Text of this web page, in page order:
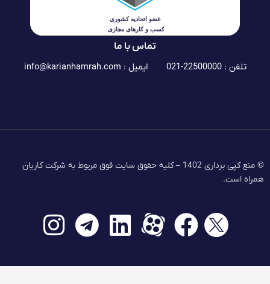
تماس با ما
تلفن : 22500000-021 ایمیل : info@karianhamrah.com
© منع کپی برداری 1402 – کلیه حقوق سایت فوق مربوط به شرکت کاریان
همراه است.